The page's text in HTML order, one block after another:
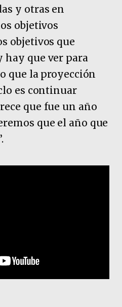
y otras en
objetivos
objetivos que
hay que ver para
que la proyección
es continuar
que fue un año
que el año que